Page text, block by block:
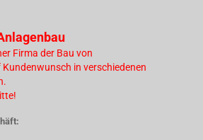
Firma der Bau von
in verschiedenen